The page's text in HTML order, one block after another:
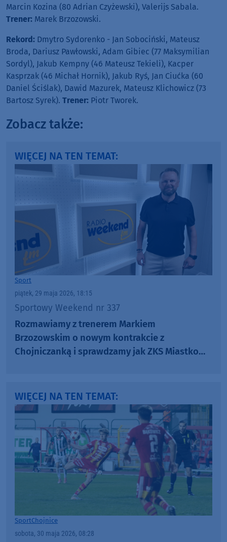
Marcin Kozina (80 Adrian Czyżewski), Valerijs Sabala.
Trener: Marek Brzozowski.
Rekord: Dmytro Sydorenko - Jan Sobociński, Mateusz
Broda, Dariusz Pawłowski, Adam Gibiec (77 Maksymilian
Sordyl), Jakub Kempny (46 Mateusz Tekieli), Kacper
Kasprzak (46 Michał Hornik), Jakub Ryś, Jan Ciućka (60
Daniel Ściślak), Dawid Mazurek, Mateusz Klichowicz (73
Bartosz Syrek). Trener: Piotr Tworek.
Zobacz także:
WIĘCEJ NA TEN TEMAT:
Sport
piątek, 29 maja 2026, 18:15
Sportowy Weekend nr 337
Rozmawiamy z trenerem Markiem
Brzozowskim o nowym kontrakcie z
Chojniczanką i sprawdzamy jak ZKS Miastko
WIĘCEJ NA TEN TEMAT:
SportChojnice
sobota, 30 maja 2026, 08:28